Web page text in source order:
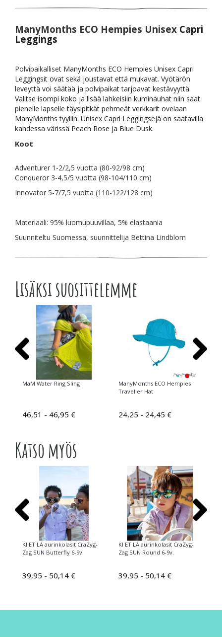
ManyMonths ECO Hempies Unisex Capri
Leggings
Polvipaikalliset ManyMonths ECO Hempies Unisex Capri
Leggingsit ovat sekä joustavat että mukavat. Vyötärön
leveyttä voi säätää ja polvipaikat tarjoavat kestävyyttä.
Valitse isompi koko ja lisää lahkeisiin kuminauhat niin saat
pienelle lapselle täysipitkät pehmeät verkkarit ovelaan
ManyMonths tyyliin. Unisex Capri Leggingsejä on saatavilla
kahdessa värissä Peach Rose ja Blue Dusk.
Koot
Adventurer 1-2/2,5 vuotta (80-92/98 cm)
Conqueror 3-4,5/5 vuotta (98-104/110 cm)
Innovator 5-7/7,5 vuotta (110-122/128 cm)
Materiaali: 95% luomupuuvillaa, 5% elastaania
Suunniteltu Suomessa, suunnittelija Bettina Lindblom
Lisäksi suosittelemme
MaM Water Ring Sling
46,51 - 46,95 €
ManyMonths ECO Hempies
Traveller Hat
24,25 - 24,45 €
Katso myös
KI ET LA aurinkolasit CraZyg-
Zag SUN Butterfly 6-9v.
39,95 - 50,14 €
KI ET LA aurinkolasit CraZyg-
Zag SUN Round 6-9v.
39,95 - 50,14 €